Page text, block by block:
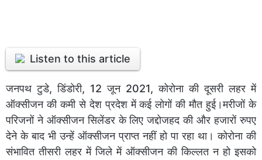
Listen to this article
जनपथ टुडे, डिंडोरी, 12 जून 2021, कोरोना की दूसरी लहर में
ऑक्सीजन की कमी से देश प्रदेश में कई लोगों की मौत हुई।मरीजों के
परिजनों ने ऑक्सीजन सिलेंडर के लिए जद्दोजहद की और हजारों रुपए
देने के बाद भी उन्हें ऑक्सीजन प्राप्त नहीं हो पा रहा था। कोरोना की
संभावित तीसरी लहर में जिले में ऑक्सीजन की किल्लत न हो इसको